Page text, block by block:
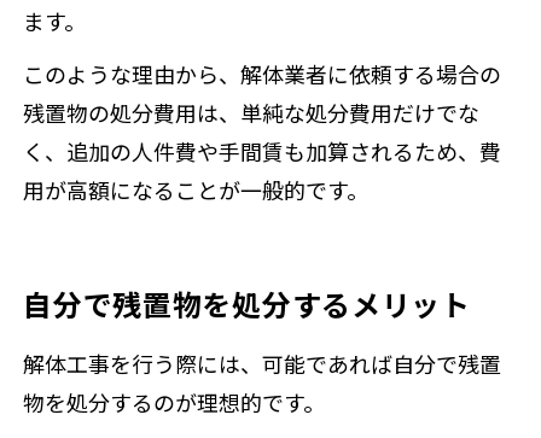
ます。
このような理由から、解体業者に依頼する場合の
残置物の処分費用は、単純な処分費用だけでな
く、追加の人件費や手間賃も加算されるため、費
用が高額になることが一般的です。
自分で残置物を処分するメリット
解体工事を行う際には、可能であれば自分で残置
物を処分するのが理想的です。